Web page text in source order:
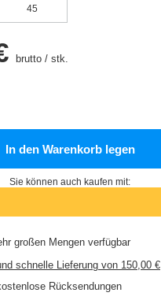
45
brutto / stk.
In den Warenkorb legen
Sie können auch kaufen mit:
großen Mengen verfügbar
schnelle Lieferung von 150,00 €
Rücksendungen